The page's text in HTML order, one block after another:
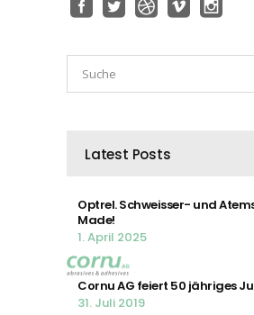
Latest Posts
Optrel. Schweisser- und
Made!
1. April 2025
Cornu AG feiert 50 jähriges
31. Juli 2019